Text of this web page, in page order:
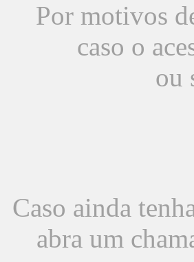
Por motivos
caso o
ou
Caso ainda
abra um